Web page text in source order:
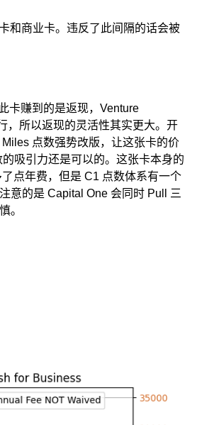
和商业卡。违反了此间隔的话会被
卡赚到的是返现，Venture
，所以返现的灵活性其实更大。开
点数强势改版，让这张卡的价
吸引力还是可以的。这张卡本身的
点年费，但是 C1 点数体系有一个
意的是 Capital One 会同时 Pull 三
。